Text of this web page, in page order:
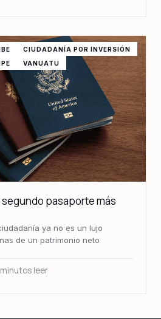
CIUDADANÍA POR INVERSIÓN
VANUATU
pasaporte más
ya no es un lujo
de un patrimonio neto
leer